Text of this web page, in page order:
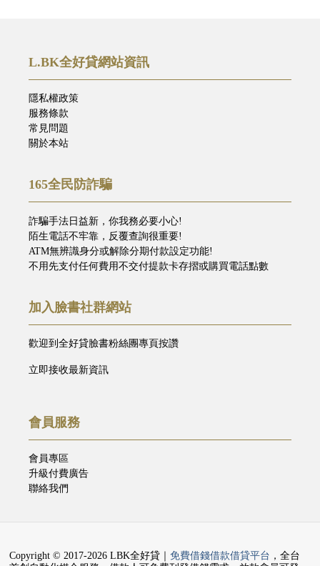
L.BK全好貸網站資訊
隱私權政策
服務條款
常見問題
關於本站
165全民防詐騙
詐騙手法日益新，你我務必要小心!
陌生電話不牢靠，反覆查詢很重要!
ATM無辨識身分或解除分期付款設定功能!
不用先支付任何費用不交付提款卡存摺或購買電話點數
加入臉書社群網站
歡迎到全好貸臉書粉絲團專頁按讚
立即接收最新資訊
會員服務
會員專區
升級付費廣告
聯絡我們
Copyright © 2017-2026 LBK全好貸｜ 免費借錢借款借貸平台 ，全台